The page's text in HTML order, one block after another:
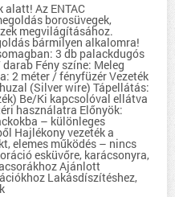
Az ENTAC
borosüvegek,
megvilágításához.
bármilyen alkalomra!
3 db palackdugós
Fény színe: Meleg
2 méter / fényfüzér Vezeték
(Silver wire) Tápellátás:
Be/Ki kapcsolóval ellátva
használatra Előnyök:
– különleges
Hajlékony vezeték a
elemes működés – nincs
esküvőre, karácsonyra,
Ajánlott
Lakásdíszítéshez,